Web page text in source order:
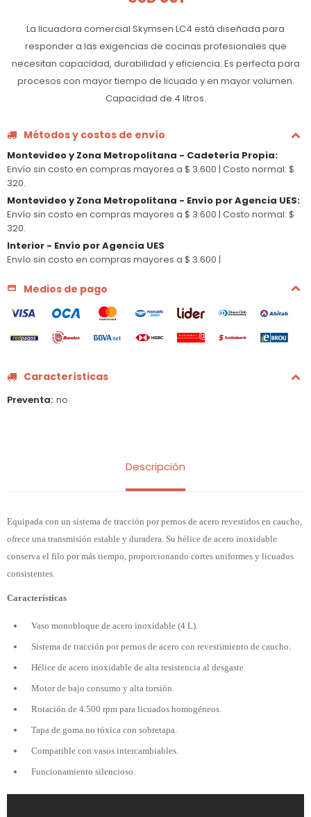
La licuadora comercial Skymsen LC4 está diseñada para
responder a las exigencias de cocinas profesionales que
necesitan capacidad, durabilidad y eficiencia. Es perfecta para
procesos con mayor tiempo de licuado y en mayor volumen.
Capacidad de 4 litros.
Métodos y costos de envío
Montevideo y Zona Metropolitana - Cadetería Propia:
Envío sin costo en compras mayores a $ 3.600 | Costo normal: $
320.
Montevideo y Zona Metropolitana - Envío por Agencia UES:
Envío sin costo en compras mayores a $ 3.600 | Costo normal: $
320.
Interior - Envío por Agencia UES
Envío sin costo en compras mayores a $ 3.600 |
Medios de pago
Características
Preventa no
Descripción
Equipada con un sistema de tracción por pernos de acero revestidos en caucho,
ofrece una transmisión estable y duradera. Su hélice de acero inoxidable
conserva el filo por más tiempo, proporcionando cortes uniformes y licuados
consistentes.
Características
Vaso monobloque de acero inoxidable (4 L).
Sistema de tracción por pernos de acero con revestimiento de caucho.
Hélice de acero inoxidable de alta resistencia al desgaste.
Motor de bajo consumo y alta torsión.
Rotación de 4.500 rpm para licuados homogéneos.
Tapa de goma no tóxica con sobretapa.
Compatible con vasos intercambiables.
Funcionamiento silencioso.